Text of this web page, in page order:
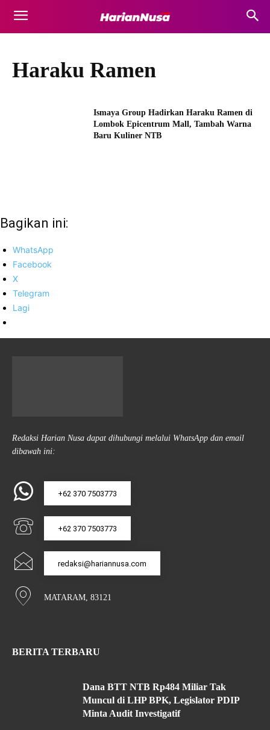
Haraku Ramen
Ismaya Group Hadirkan Haraku Ramen di
Lombok Epicentrum Mall, Tambah Warna
Baru Kuliner NTB
Bagikan ini:
WhatsApp
Facebook
X
Telegram
Lagi
Redaksi Harian Nusa dapat dihubungi melalui WhatsApp dan email
dibawah ini:
+62 370 7503773
+62 370 7503773
redaksi@hariannusa.com
MATARAM, 83121
BERITA TERBARU
Dana BTT NTB Rp484 Miliar Tak
Muncul di LHP BPK, Legislator PDIP
Minta Audit Investigatif